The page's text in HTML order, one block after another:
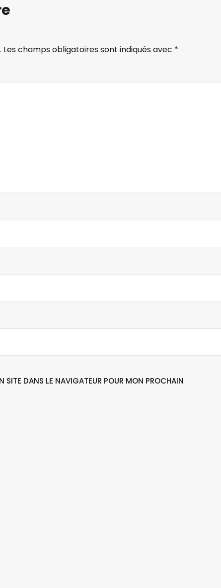
Les champs obligatoires sont indiqués avec *
DANS LE NAVIGATEUR POUR MON PROCHAIN